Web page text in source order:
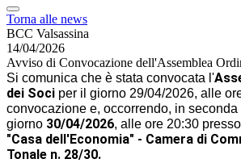
Torna alle news
BCC Valsassina
14/04/2026
Avviso di Convocazione dell'Assemblea
Si comunica che è stata convocata l'
dei Soci per il giorno 29/04/2026, alle
convocazione e, occorrendo, in seconda
giorno 30/04/2026, alle ore 20:30 presso
"Casa dell'Economia" - Camera di
Tonale n. 28/30.